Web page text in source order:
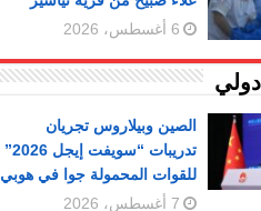
6 أغسطس، 2026
الصين وبيلاروس تجريان
تدريبات “سويفت إيجل 2026”
للقوات المحمولة جوا في هوبي
7 أغسطس، 2026